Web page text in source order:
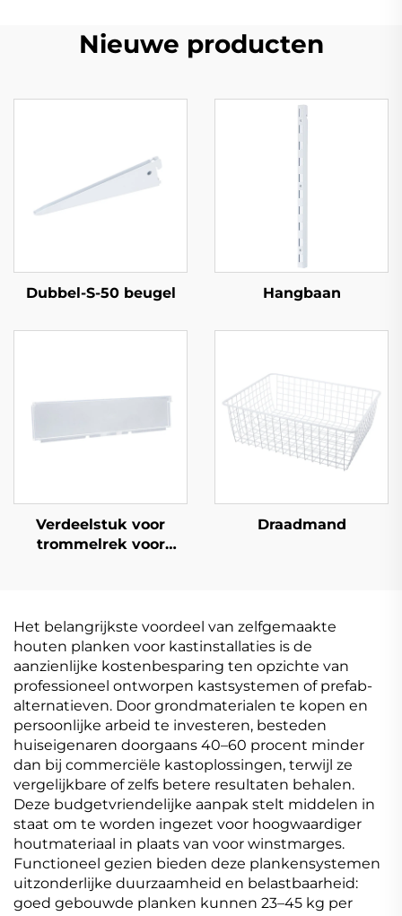
Nieuwe producten
Dubbel-S-50 beugel Hangbaan
Verdeelstuk voor
trommelrek voor
Draadmand
Het belangrijkste voordeel van zelfgemaakte
houten planken voor kastinstallaties is de
aanzienlijke kostenbesparing ten opzichte van
professioneel ontworpen kastsystemen of prefab-
alternatieven. Door grondmaterialen te kopen en
persoonlijke arbeid te investeren, besteden
huiseigenaren doorgaans 40–60 procent minder
dan bij commerciële kastoplossingen, terwijl ze
vergelijkbare of zelfs betere resultaten behalen.
Deze budgetvriendelijke aanpak stelt middelen in
staat om te worden ingezet voor hoogwaardiger
houtmateriaal in plaats van voor winstmarges.
Functioneel gezien bieden deze plankensystemen
uitzonderlijke duurzaamheid en belastbaarheid:
goed gebouwde planken kunnen 23–45 kg per